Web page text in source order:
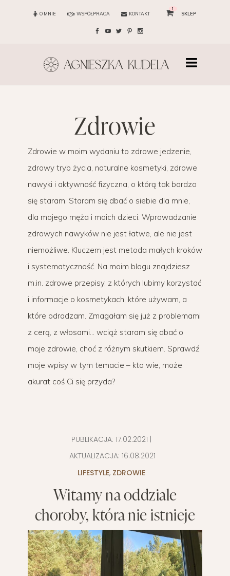
O MNIE WSPÓŁPRACA KONTAKT
1
SKLEP
zdrowie
Zdrowie w moim wydaniu to zdrowe jedzenie,
zdrowy tryb życia, naturalne kosmetyki, zdrowe
nawyki i aktywność fizyczna, o którą tak bardzo
się staram. Staram się dbać o siebie dla mnie,
dla mojego męża i moich dzieci. Wprowadzanie
zdrowych nawyków nie jest łatwe, ale nie jest
niemożliwe. Kluczem jest metoda małych kroków
i systematyczność. Na moim blogu znajdziesz
m.in. zdrowe przepisy, z których lubimy korzystać
i informacje o kosmetykach, które używam, a
które odradzam. Zmagałam się już z problemami
z cerą, z włosami… wciąż staram się dbać o
moje zdrowie, choć z różnym skutkiem. Sprawdź
moje wpisy w tym temacie – kto wie, może
akurat coś Ci się przyda?
PUBLIKACJA: 17.02.2021
AKTUALIZACJA: 16.08.2021
LIFESTYLE, ZDROWIE
Witamy na oddziale
choroby, która nie istnieje